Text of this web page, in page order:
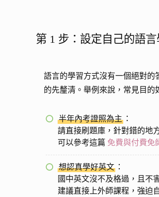
第 1 步：設定自己的語
語言的學習方式沒有一個絕對的
的先釐清。舉例來說，常見目的
半年內考證照為主 ：
請直接刷題庫，針對錯的地
可以參考這篇 免費與付費免
想認真學好英文 ：
國中英文沒不及格過，且不
建議直接上外師課程，強迫